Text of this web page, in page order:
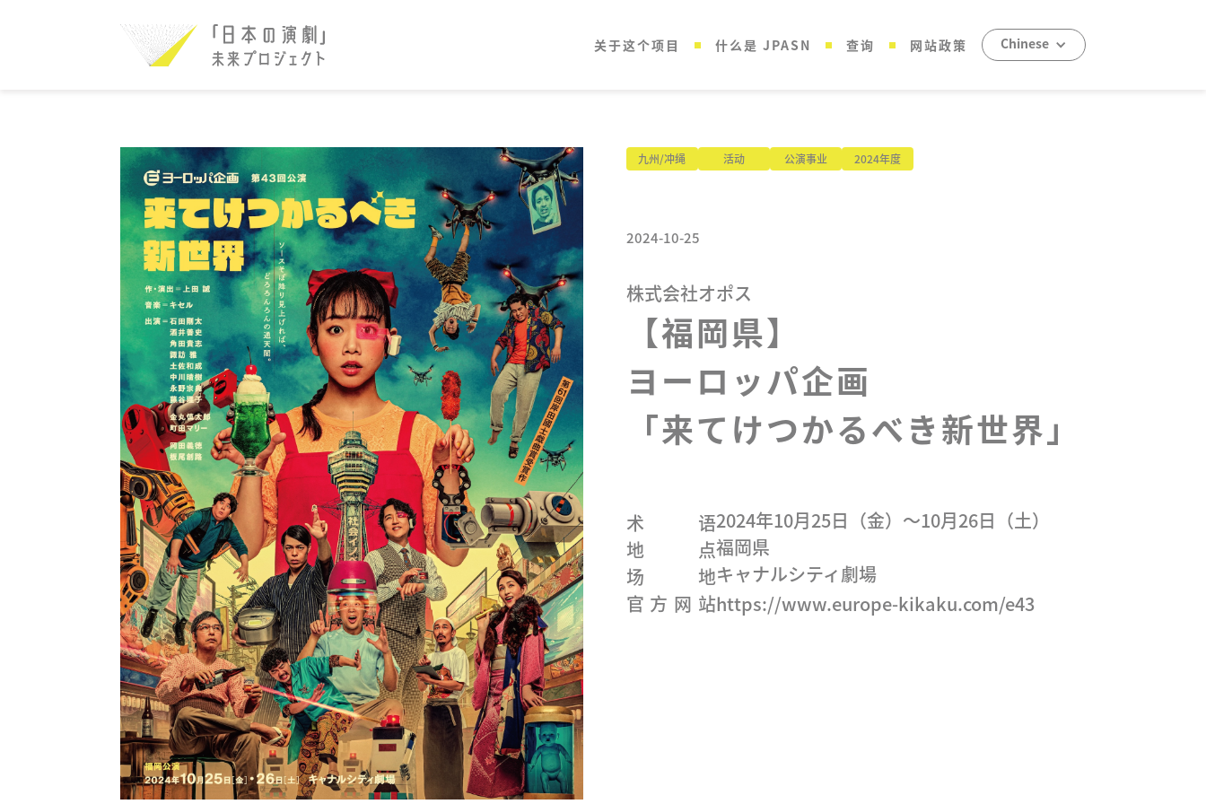
关于这个项目 什么是 JPASN 查询 网站政策 Chinese
九州/冲绳 活动 公演事业 2024年度
2024-10-25
株式会社オポス
【福岡県】
ヨーロッパ企画
「来てけつかるべき新世界」
术语2024年10月25日（金）〜10月26日（土）
地点福岡県
场地キャナルシティ劇場
官方网站https://www.europe-kikaku.com/e43